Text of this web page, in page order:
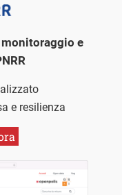
e
e resilienza